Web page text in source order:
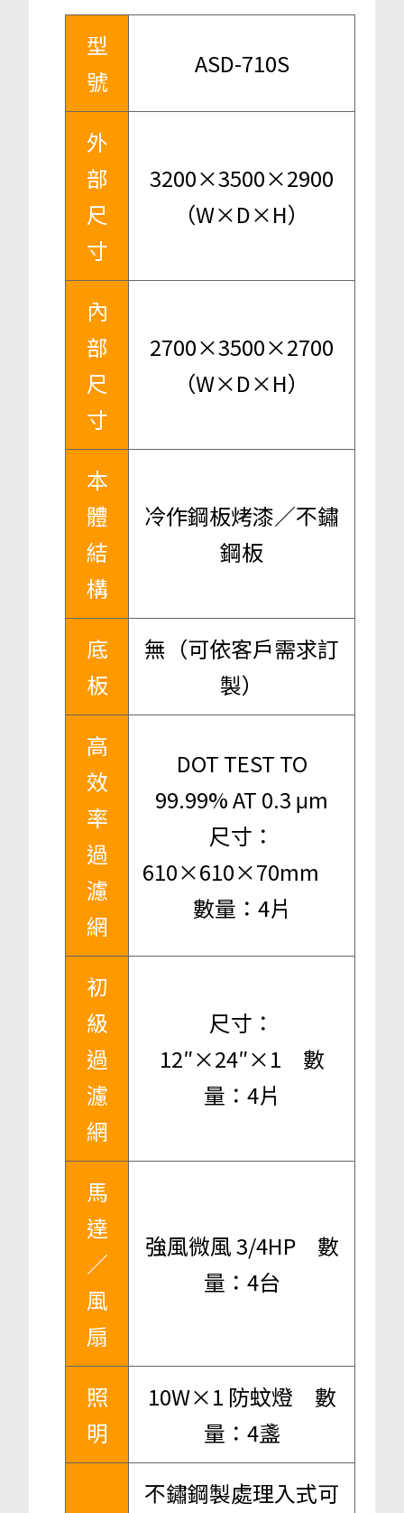
型
號
ASD-710S
外
部
尺
寸
3200×3500×2900
（W×D×H）
內
部
尺
寸
2700×3500×2700
（W×D×H）
本
體
結
構
冷作鋼板烤漆／不鏽
鋼板
底
板
無（可依客戶需求訂
製）
高
效
率
過
濾
網
DOT TEST TO
99.99% AT 0.3 μm
尺寸：
610×610×70mm
數量：4片
初
級
過
濾
網
尺寸：
12″×24″×1 數
量：4片
馬
達
／
風
扇
強風微風 3/4HP 數
量：4台
照
明
10W×1 防蚊燈 數
量：4盞
不鏽鋼製處理入式可